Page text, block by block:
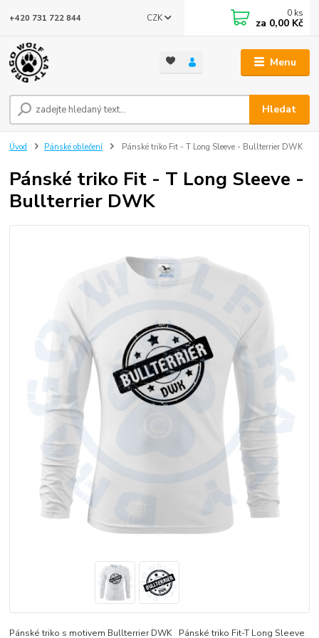
Menu
CZK
Hledat
+420 731 722 844 0 ks
za 0,00 Kč
Úvod Pánské oblečení Pánské triko Fit - T Long Sleeve - Bullterrier DWK
Pánské triko Fit - T Long Sleeve -
Bullterrier DWK
Pánské triko s motivem Bullterrier DWK Pánské triko Fit-T Long Sleeve